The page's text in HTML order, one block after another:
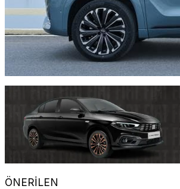
ÖNERİLEN